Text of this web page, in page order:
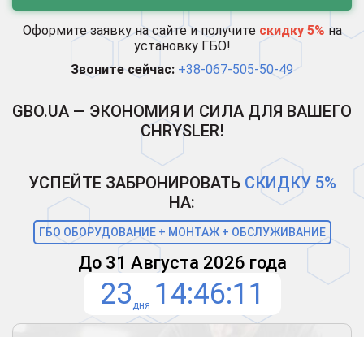
Оформите заявку на сайте и получите скидку 5% на
установку ГБО!
Звоните сейчас: +38-067-505-50-49
GBO.UA — ЭКОНОМИЯ И СИЛА ДЛЯ ВАШЕГО
CHRYSLER!
УСПЕЙТЕ ЗАБРОНИРОВАТЬ СКИДКУ 5%
НА:
ГБО ОБОРУДОВАНИЕ + МОНТАЖ + ОБСЛУЖИВАНИЕ
До 31 Августа 2026 года
23 дня 14 46 11